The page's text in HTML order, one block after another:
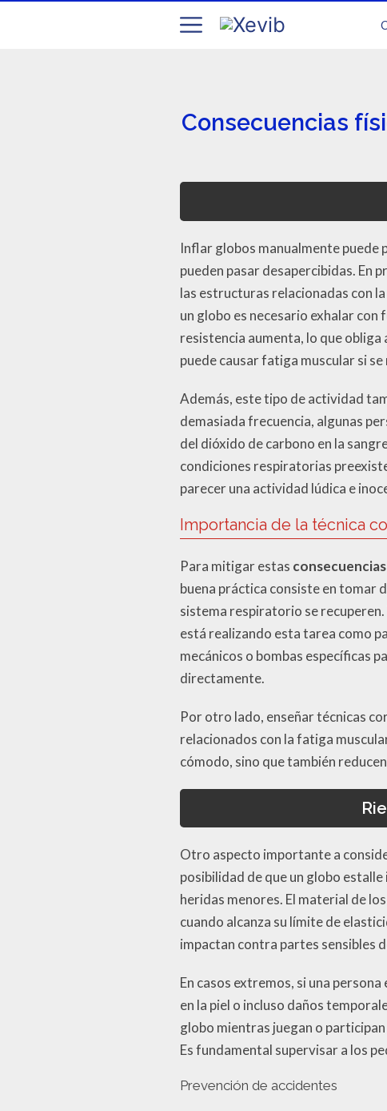
Consecuencias
Inflar globos manualmente puede
pueden pasar desapercibidas. En
las estructuras relacionadas con
un globo es necesario exhalar
resistencia aumenta, lo que obliga
puede causar fatiga muscular si
Además, este tipo de actividad
demasiada frecuencia, algunas
del dióxido de carbono en la
condiciones respiratorias
parecer una actividad lúdica e
Importancia de la técnica
Para mitigar estas
buena práctica consiste en tomar
sistema respiratorio se
está realizando esta tarea como
mecánicos o bombas específicas
directamente.
Por otro lado, enseñar técnicas
relacionados con la fatiga
cómodo, sino que también
Otro aspecto importante a
posibilidad de que un globo
heridas menores. El material de
cuando alcanza su límite de
impactan contra partes sensibles
En casos extremos, si una
en la piel o incluso daños
globo mientras juegan o
Es fundamental supervisar a los
Prevención de accidentes